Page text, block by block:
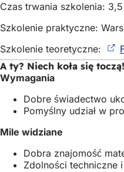
Czas trwania szkolenia:
Szkolenie praktyczne:
Szkolenie teoretyczne:
A ty? Niech koła się toczą!
Wymagania
Dobre świadectwo
Pomyślny udział w
Mile widziane
Dobra znajomość
Zdolności techniczne